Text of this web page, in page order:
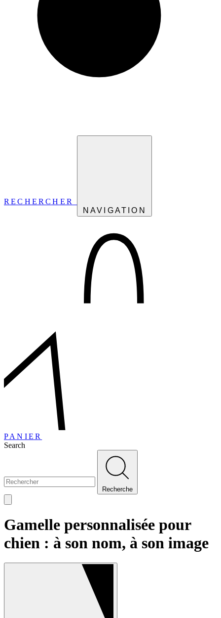
RECHERCHER
NAVIGATION
PANIER
Search
Recherche
Gamelle personnalisée pour
chien : à son nom, à son image